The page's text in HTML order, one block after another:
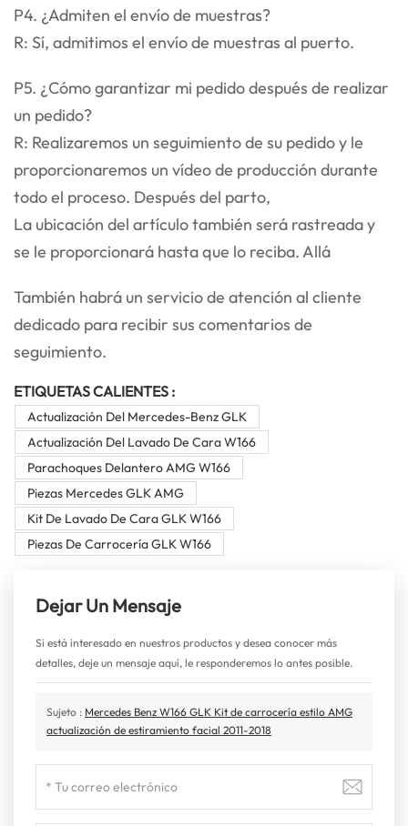
P4. ¿Admiten el envío de muestras?
R: Sí, admitimos el envío de muestras al puerto.
P5. ¿Cómo garantizar mi pedido después de realizar
un pedido?
R: Realizaremos un seguimiento de su pedido y le
proporcionaremos un vídeo de producción durante
todo el proceso. Después del parto,
La ubicación del artículo también será rastreada y
se le proporcionará hasta que lo reciba. Allá
También habrá un servicio de atención al cliente
dedicado para recibir sus comentarios de
seguimiento.
ETIQUETAS CALIENTES :
Actualización Del Mercedes-Benz GLK
Actualización Del Lavado De Cara W166
Parachoques Delantero AMG W166
Piezas Mercedes GLK AMG
Kit De Lavado De Cara GLK W166
Piezas De Carrocería GLK W166
Dejar Un Mensaje
Si está interesado en nuestros productos y desea conocer más
detalles, deje un mensaje aquí, le responderemos lo antes posible.
Sujeto : Mercedes Benz W166 GLK Kit de carrocería estilo AMG
actualización de estiramiento facial 2011-2018